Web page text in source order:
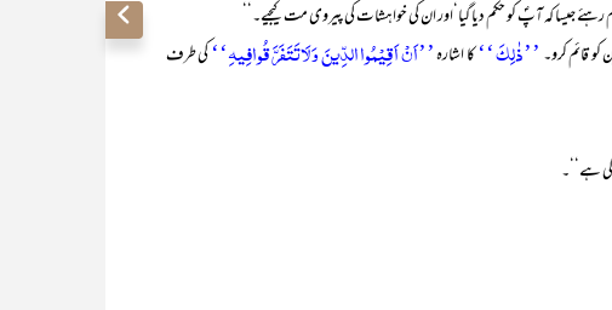
کہ آپؐ کو حکم دیا گیا‘اور ان کی خواہشات کی پیروی مت کیجیے۔‘‘
کرو۔’’ذٰلِکَ ‘‘کا اشارہ’’اَنْ اَقِیْمُوا الدِّینَ وَلَاتَتَفَرَّ قُوافِیہِ‘‘کی طرف
کی ہے‘‘۔